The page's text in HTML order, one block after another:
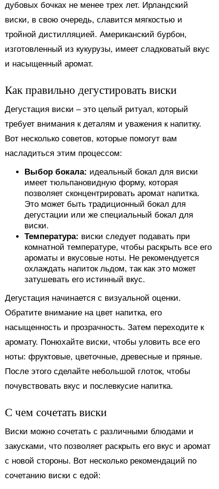
дубовых бочках не менее трех лет. Ирландский
виски, в свою очередь, славится мягкостью и
тройной дистилляцией. Американский бурбон,
изготовленный из кукурузы, имеет сладковатый вкус
и насыщенный аромат.
Как правильно дегустировать виски
Дегустация виски – это целый ритуал, который
требует внимания к деталям и уважения к напитку.
Вот несколько советов, которые помогут вам
насладиться этим процессом:
Выбор бокала: идеальный бокал для виски
имеет тюльпановидную форму, которая
позволяет сконцентрировать аромат напитка.
Это может быть традиционный бокал для
дегустации или же специальный бокал для
виски.
Температура: виски следует подавать при
комнатной температуре, чтобы раскрыть все его
ароматы и вкусовые ноты. Не рекомендуется
охлаждать напиток льдом, так как это может
затушевать его истинный вкус.
Дегустация начинается с визуальной оценки.
Обратите внимание на цвет напитка, его
насыщенность и прозрачность. Затем переходите к
аромату. Понюхайте виски, чтобы уловить все его
ноты: фруктовые, цветочные, древесные и пряные.
После этого сделайте небольшой глоток, чтобы
почувствовать вкус и послевкусие напитка.
С чем сочетать виски
Виски можно сочетать с различными блюдами и
закусками, что позволяет раскрыть его вкус и аромат
с новой стороны. Вот несколько рекомендаций по
сочетанию виски с едой: